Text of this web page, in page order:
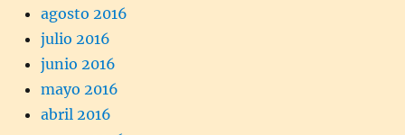
agosto 2016
julio 2016
junio 2016
mayo 2016
abril 2016